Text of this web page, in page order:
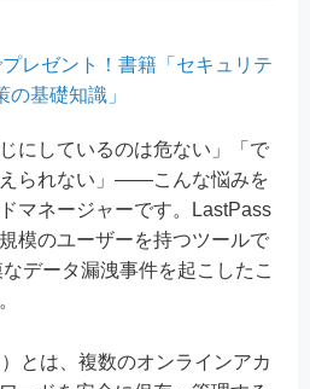
レゼント！書籍「セキュリテ
の基礎知識」
にしているのは危ない」「で
られない」——こんな悩みを
マネージャーです。LastPass
模のユーザーを持つツールで
データ漏洩事件を起こしたこ
とは、複数のオンラインアカ